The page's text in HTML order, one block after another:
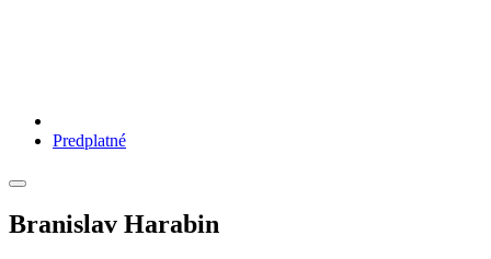
Predplatné
Branislav Harabin